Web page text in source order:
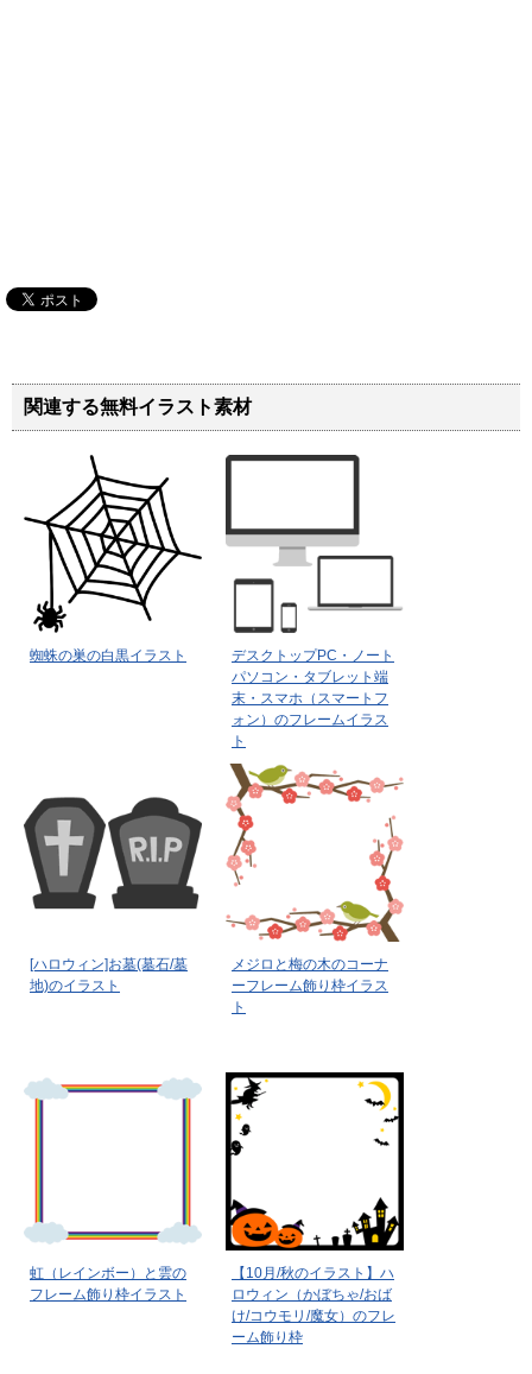
関連する無料イラスト素材
蜘蛛の巣の白黒イラスト
デスクトップPC・ノート
パソコン・タブレット端
末・スマホ（スマートフ
ォン）のフレームイラス
ト
[ハロウィン]お墓(墓石/墓
地)のイラスト
メジロと梅の木のコーナ
ーフレーム飾り枠イラス
ト
虹（レインボー）と雲の
フレーム飾り枠イラスト
【10月/秋のイラスト】ハ
ロウィン（かぼちゃ/おば
け/コウモリ/魔女）のフレ
ーム飾り枠